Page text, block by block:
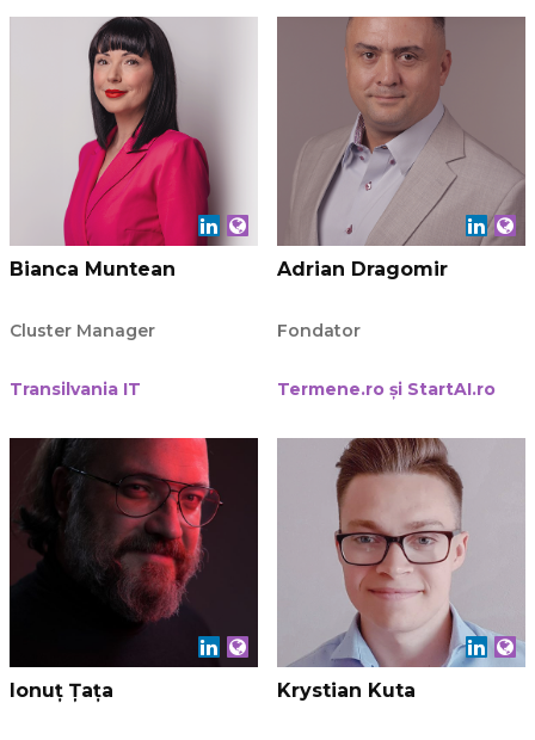
Bianca Muntean
Cluster Manager
Transilvania IT
Adrian Dragomir
Fondator
Termene.ro și StartAI.ro
Ionuț Țața Krystian Kuta